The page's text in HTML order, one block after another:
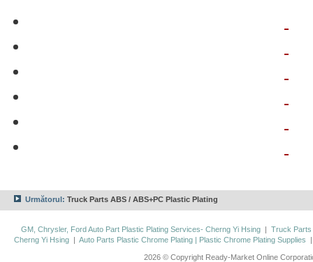
Următorul: Truck Parts ABS / ABS+PC Plastic Plating
GM, Chrysler, Ford Auto Part Plastic Plating Services- Cherng Yi Hsing | Truck Parts
Cherng Yi Hsing |Auto Parts Plastic Chrome Plating | Plastic Chrome Plating Supplies
2026 © Copyright Ready-Market Online